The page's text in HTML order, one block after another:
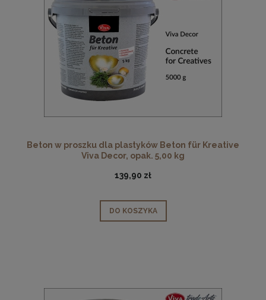
Beton w proszku dla plastyków Beton für Kreative
Viva Decor, opak. 5,00 kg
139,90 zł
DO KOSZYKA